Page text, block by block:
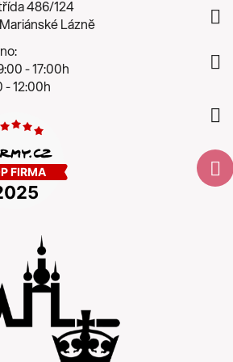
486/124
Lázně
- 17:00h
- 12:00h